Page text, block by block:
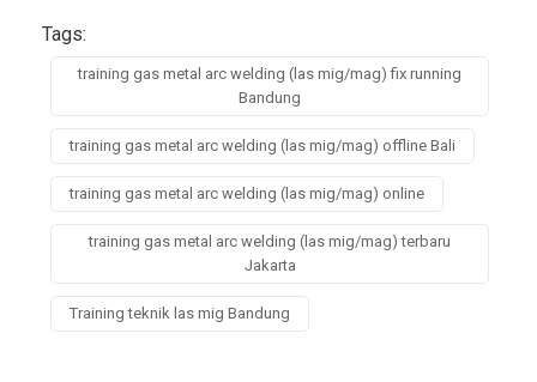
Tags:
training gas metal arc welding (las mig/mag) fix running
Bandung
training gas metal arc welding (las mig/mag) offline Bali
training gas metal arc welding (las mig/mag) online
training gas metal arc welding (las mig/mag) terbaru
Jakarta
Training teknik las mig Bandung